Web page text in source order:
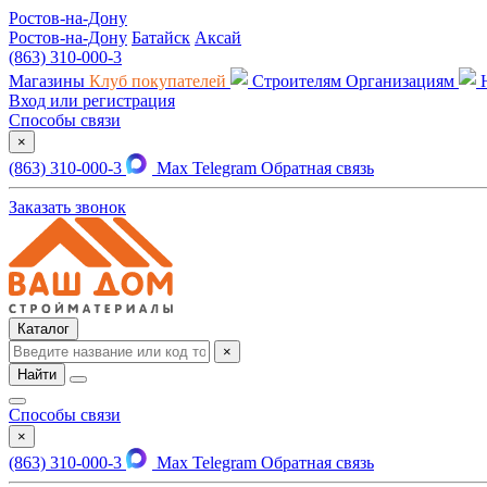
Ростов-на-Дону
Ростов-на-Дону Батайск Аксай
(863) 310-000-3
Магазины Клуб покупателей Строителям Организациям
Вход или регистрация
Способы связи
×
(863) 310-000-3 Max Telegram Обратная связь
Заказать звонок
Каталог
×
Найти
Способы связи
×
(863) 310-000-3 Max Telegram Обратная связь